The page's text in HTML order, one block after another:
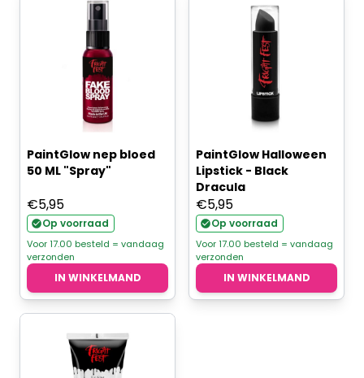
PaintGlow nep bloed
50 ML "Spray"
€5,95
Op voorraad
Voor 17.00 besteld = vandaag
verzonden
IN WINKELMAND
PaintGlow Halloween
Lipstick - Black
Dracula
€5,95
Op voorraad
Voor 17.00 besteld = vandaag
verzonden
IN WINKELMAND